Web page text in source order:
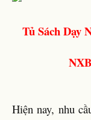
Tủ Sách Dạy
Hiện nay, nhu